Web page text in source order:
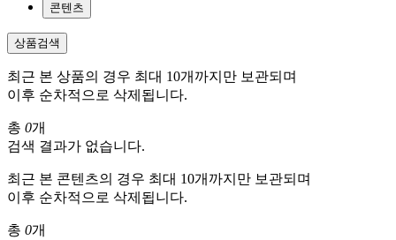
콘텐츠
상품검색
최근 본 상품의 경우 최대 10개까지만 보관되며
이후 순차적으로 삭제됩니다.
총 0개
검색 결과가 없습니다.
최근 본 콘텐츠의 경우 최대 10개까지만 보관되며
이후 순차적으로 삭제됩니다.
총 0개